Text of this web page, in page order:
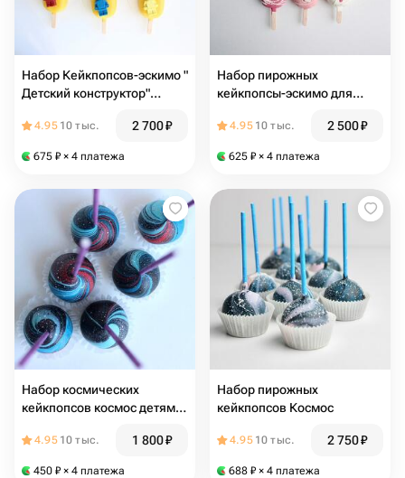
Набор Кейкпопсов-эскимо "
Детский конструктор"
детям мужчине парню лего
4.95 10 тыс. 2 700₽
675 ₽ × 4 платежа
Набор пирожных
кейкпопсы-эскимо для
маме бабушке свекрови
4.95 10 тыс. 2 500₽
625 ₽ × 4 платежа
Набор космических
кейкпопсов космос детям,
корпоратив, другу, парню,
4.95 10 тыс. 1 800₽
450 ₽ × 4 платежа
Набор пирожных
кейкпопсов Космос
4.95 10 тыс. 2 750₽
688 ₽ × 4 платежа